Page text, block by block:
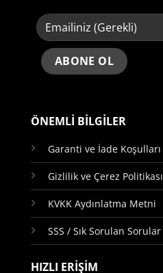
ÖNEMLİ BİLGİLER
Garanti ve İade Koşulları
Gizlilik ve Çerez Politikası
KVKK Aydınlatma Metni
SSS / Sık Sorulan Sorular
HIZLI ERİŞİM